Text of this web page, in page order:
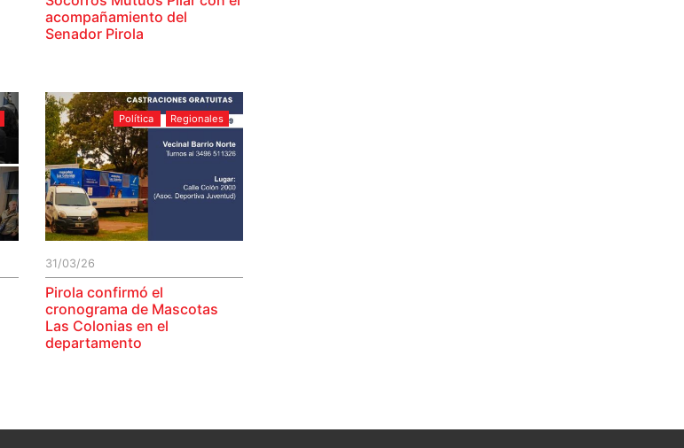
acompañamiento del
Senador Pirola
Política Regionales
31/03/26
Pirola confirmó el
cronograma de Mascotas
Las Colonias en el
departamento